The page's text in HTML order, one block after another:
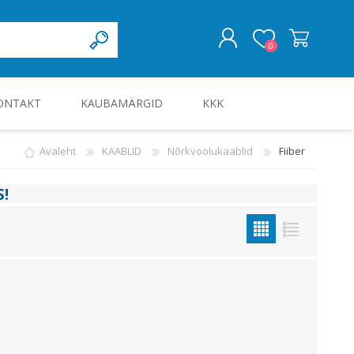
0
KAUBAMÄRGID KKK
Avaleht KAABLID Nõrkvoolukaablid Fiiber
!